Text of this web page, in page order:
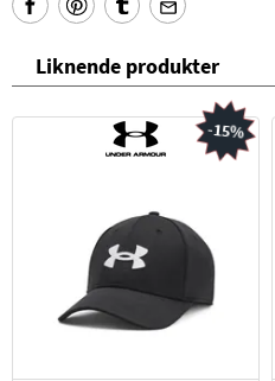
Liknende produkter
-15%